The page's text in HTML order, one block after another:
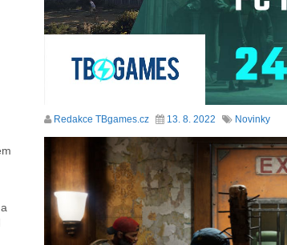
Redakce TBgames.cz 13. 8. 2022 Novinky